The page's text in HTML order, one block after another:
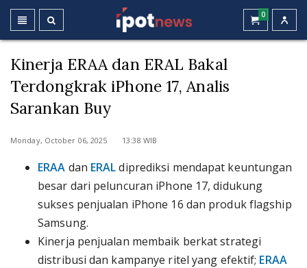
0
Kinerja ERAA dan ERAL Bakal
Terdongkrak iPhone 17, Analis
Sarankan Buy
Monday, October 06, 2025 13:38 WIB
ERAA dan ERALdiprediksi mendapat keuntungan
besar dari peluncuran iPhone 17, didukung
sukses penjualan iPhone 16 dan produk flagship
Samsung.
Kinerja penjualan membaik berkat strategi
distribusi dan kampanye ritel yang efektif; ERAA